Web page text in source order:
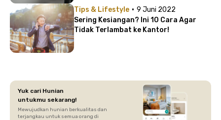
Tips & Lifestyle · 9 Juni 2022
Sering Kesiangan? Ini 10 Cara Agar
Tidak Terlambat ke Kantor!
Yuk cari Hunian
untukmu sekarang!
Mewujudkan hunian berkualitas dan
terjangkau untuk semua orang di